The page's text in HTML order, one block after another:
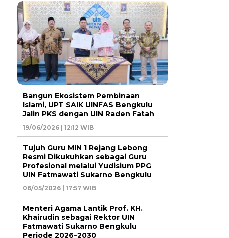
Bangun Ekosistem Pembinaan
Islami, UPT SAIK UINFAS Bengkulu
Jalin PKS dengan UIN Raden Fatah
19/06/2026 | 12:12 WIB
Tujuh Guru MIN 1 Rejang Lebong
Resmi Dikukuhkan sebagai Guru
Profesional melalui Yudisium PPG
UIN Fatmawati Sukarno Bengkulu
06/05/2026 | 17:57 WIB
Menteri Agama Lantik Prof. KH.
Khairudin sebagai Rektor UIN
Fatmawati Sukarno Bengkulu
Periode 2026–2030